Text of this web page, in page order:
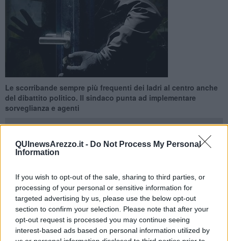
QUInewsArezzo.it - Do Not Process My Personal
Information
If you wish to opt-out of the sale, sharing to third parties, or
processing of your personal or sensitive information for
targeted advertising by us, please use the below opt-out
section to confirm your selection. Please note that after your
opt-out request is processed you may continue seeing
interest-based ads based on personal information utilized by
Le scorribande sempre più frequenti dei ladri al centro anche
del dibattito politico. Il sindaco punta ad implementare
sorveglianza e agenti
AREZZO — Il fenomeno dei furti in abitazione desta molta
preoccupazione. Le scorribande sono particolarmente frequenti e
colpiscono, a ondate in varie zone, tutta la città. Sia di notte ma
adesso anche di giorno. Una situazione discussa, nei giorni scorsi,
anche in consiglio comunale.
Il consigliere Pd Luciano Ralli, durante le interrogazioni, è
intervenuto così “nelle ultime settimane sono stati segnalati diversi